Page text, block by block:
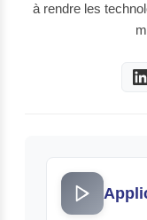
à rendre les